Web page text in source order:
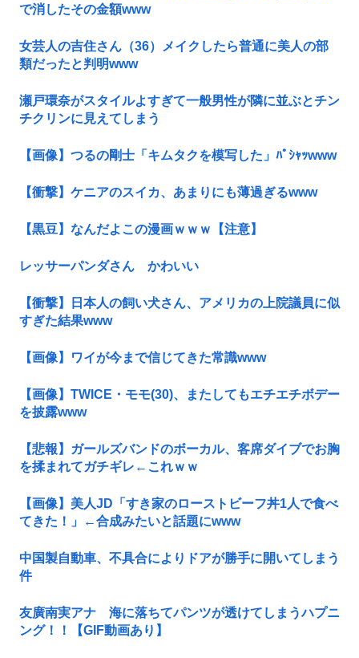
で消したその金額www
女芸人の吉住さん（36）メイクしたら普通に美人の部
類だったと判明www
瀬戸環奈がスタイルよすぎて一般男性が隣に並ぶとチン
チクリンに見えてしまう
【画像】つるの剛士「キムタクを模写した」ﾊﾟｼｬｯwww
【衝撃】ケニアのスイカ、あまりにも薄過ぎるwww
【黒豆】なんだよこの漫画ｗｗｗ【注意】
レッサーパンダさん かわいい
【衝撃】日本人の飼い犬さん、アメリカの上院議員に似
すぎた結果www
【画像】ワイが今まで信じてきた常識www
【画像】TWICE・モモ(30)、またしてもエチエチボデー
を披露www
【悲報】ガールズバンドのボーカル、客席ダイブでお胸
を揉まれてガチギレ←これｗｗ
【画像】美人JD「すき家のローストビーフ丼1人で食べ
てきた！」←合成みたいと話題にwww
中国製自動車、不具合によりドアが勝手に開いてしまう
件
友廣南実アナ 海に落ちてパンツが透けてしまうハプニ
ング！！【GIF動画あり】